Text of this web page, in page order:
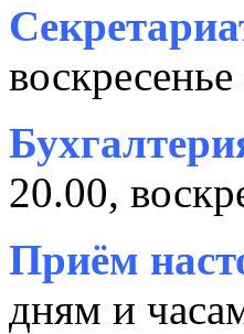
20.00,
Приём
дням и